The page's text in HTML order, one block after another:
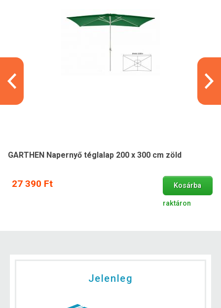
GARTHEN Napernyő téglalap 200 x 300 cm zöld
27 390 Ft Kosárba
raktáron
Jelenleg